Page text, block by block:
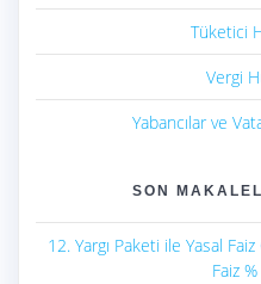
Tüketici
Vergi
Yabancılar ve
SON
12. Yargı Paketi ile Yasal
Faiz